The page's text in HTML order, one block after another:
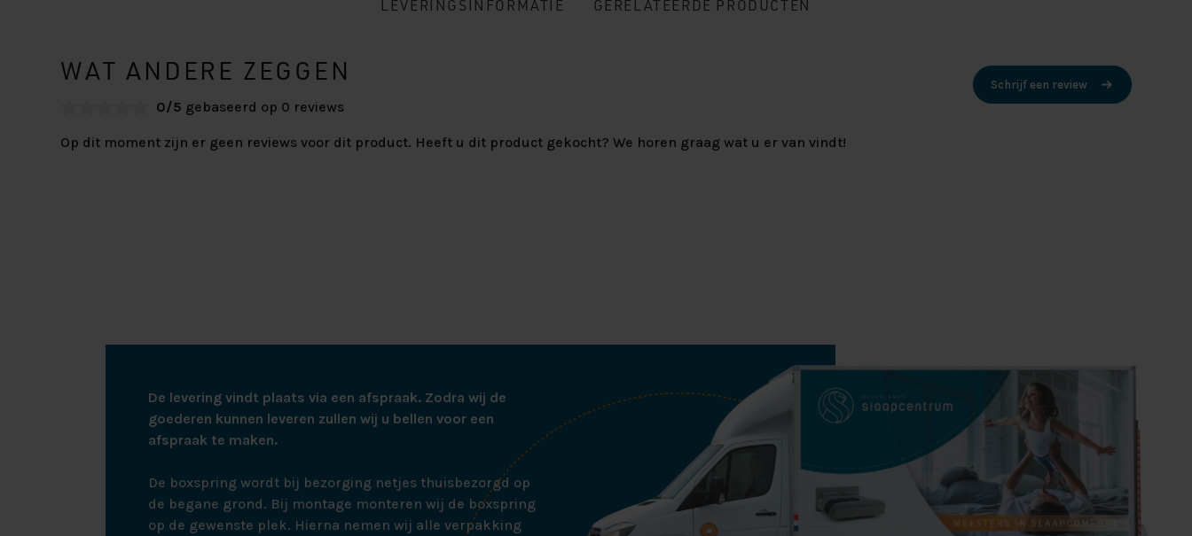
LEVERINGSINFORMATIE GERELATEERDE PRODUCTEN
WAT ANDERE ZEGGEN
0/5 gebaseerd op 0 reviews
Schrijf een review
Op dit moment zijn er geen reviews voor dit product. Heeft u dit product gekocht? We horen graag wat u er van vindt!
De levering vindt plaats via een afspraak. Zodra wij de
goederen kunnen leveren zullen wij u bellen voor een
afspraak te maken.
De boxspring wordt bij bezorging netjes thuisbezorgd op
de begane grond. Bij montage monteren wij de boxspring
op de gewenste plek. Hierna nemen wij alle verpakking